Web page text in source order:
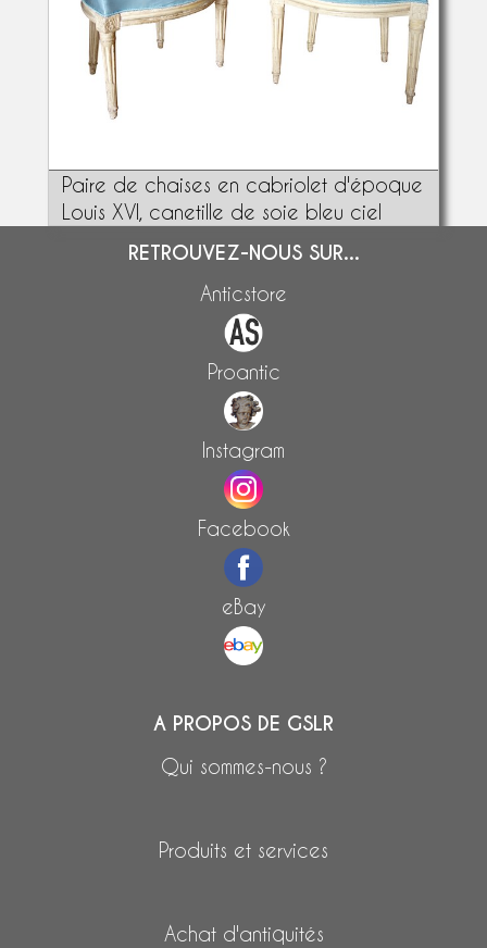
Paire de chaises en cabriolet d'époque
Louis XVI, canetille de soie bleu ciel
RETROUVEZ-NOUS SUR...
Anticstore
Proantic
Instagram
Facebook
eBay
A PROPOS DE GSLR
Qui sommes-nous ?
Produits et services
Achat d'antiquités